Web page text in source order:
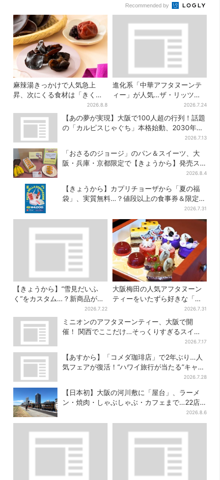
Recommended by
麻辣湯きっかけで人気急上
昇、次にくる食材は「きくら
げ」？ お菓子もヒット、購入
者9割超が女性
2026.8.8
進化系「中華アフタヌーンテ
ィー」が人気…ザ・リッツ・
カールトン大阪でも、8月末ま
で開催
2026.7.24
【あの夢が実現】大阪で100人超の行列！話題
の「カルピスじゃぐち」本格始動、2030年ま
2026.7.13
「おさるのジョージ」のパン＆スイーツ、大
阪・兵庫・京都限定で【きょうから】発売ス
2026.8.4
【きょうから】カプリチョーザから「夏の福
袋」、実質無料…？値段以上の食事券＆限定ア
2026.7.31
【きょうから】“雪見だいふ
く”をカスタム…？新商品が初
登場！阪急うめだ「アイスフ
ェス」で6日間だけ
2026.7.22
大阪梅田の人気アフタヌーン
ティーをいたずら好きな「リ
トルミイ」がジャック！「ム
ーミン」たちとバカンスへ
2026.7.31
ミニオンのアフタヌーンティー、大阪で開
催！ 関西でここだけ…そっくりすぎるスイー
2026.7.17
【あすから】「コメダ珈琲店」で2年ぶり…人
気フェアが復活！“ハワイ旅行が当たる”キャン
2026.7.28
【日本初】大阪の河川敷に「屋台」、ラーメ
ン・焼肉・しゃぶしゃぶ・カフェまで…22店
2026.8.6